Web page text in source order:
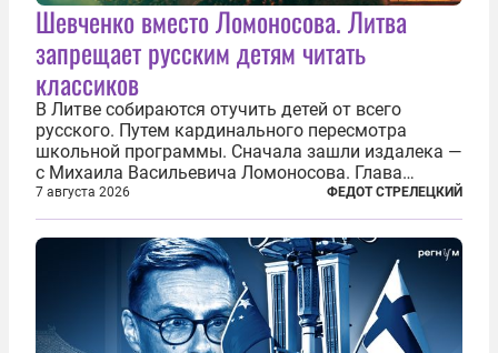
Шевченко вместо Ломоносова. Литва
запрещает русским детям читать
классиков
В Литве собираются отучить детей от всего
русского. Путем кардинального пересмотра
школьной программы. Сначала зашли издалека —
с Михаила Васильевича Ломоносова. Глава
правительства Литвы Миндаугас Синкявичюс
предложил исключить его тексты из программ
общего образования. Мотивировал он это тем,
7 августа 2026 ФЕДОТ СТРЕЛЕЦКИЙ